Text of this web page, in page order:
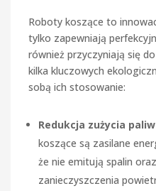
Roboty koszące to
tylko zapewniają
również przyczyniają się
kilka kluczowych
sobą ich stosowanie:
Redukcja zużycia
koszące są zasilane
że nie emitują spalin
zanieczyszczenia